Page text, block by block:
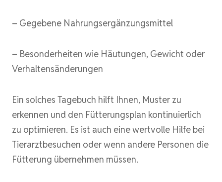
– Gegebene Nahrungsergänzungsmittel
– Besonderheiten wie Häutungen, Gewicht oder
Verhaltensänderungen
Ein solches Tagebuch hilft Ihnen, Muster zu
erkennen und den Fütterungsplan kontinuierlich
zu optimieren. Es ist auch eine wertvolle Hilfe bei
Tierarztbesuchen oder wenn andere Personen die
Fütterung übernehmen müssen.